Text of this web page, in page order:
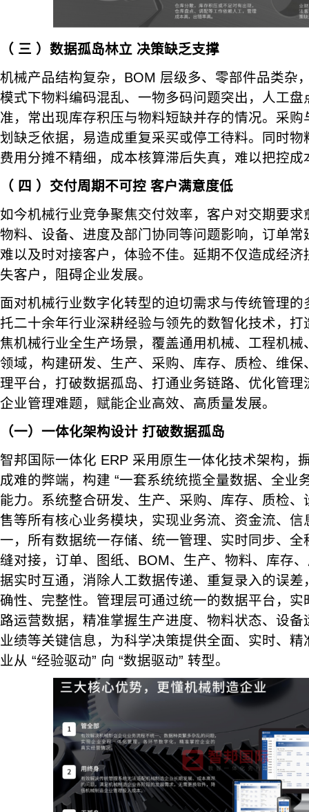
（ 三 ）数据孤岛林立 决策缺乏支撑
机械产品结构复杂，BOM 层级多、零部件品类杂
模式下物料编码混乱、一物多码问题突出，人工
准，常出现库存积压与物料短缺并存的情况。采
划缺乏依据，易造成重复采买或停工待料。同时
费用分摊不精细，成本核算滞后失真，难以把控成
（ 四 ）交付周期不可控 客户满意度低
如今机械行业竞争聚焦交付效率，客户对交期要
物料、设备、进度及部门协同等问题影响，订单
难以及时对接客户，体验不佳。延期不仅造成经
失客户，阻碍企业发展。
面对机械行业数字化转型的迫切需求与传统管理
托二十余年行业深耕经验与领先的数智化技术，
焦机械行业全生产场景，覆盖通用机械、工程机
领域，构建研发、生产、采购、库存、质检、维
理平台，打破数据孤岛、打通业务链路、优化管
企业管理难题，赋能企业高效、高质量发展。
（一）一体化架构设计 打破数据孤岛
智邦国际一体化 ERP 采用原生一体化技术架构，
成难的弊端，构建 “一套系统统揽全量数据、全业
能力。系统整合研发、生产、采购、库存、质检
售等所有核心业务模块，实现业务流、资金流、
一，所有数据统一存储、统一管理、实时同步、
缝对接，订单、图纸、BOM、生产、物料、库存
据实时互通，消除人工数据传递、重复录入的误
确性、完整性。管理层可通过统一的数据平台，
路运营数据，精准掌握生产进度、物料状态、设
业绩等关键信息，为科学决策提供全面、实时、
业从 “经验驱动” 向 “数据驱动” 转型。